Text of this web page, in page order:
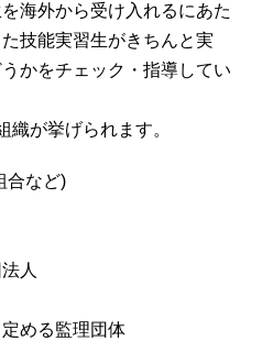
海外から受け入れるにあた
技能実習生がきちんと実
かをチェック・指導してい
織が挙げられます。
合など)
人
める監理団体